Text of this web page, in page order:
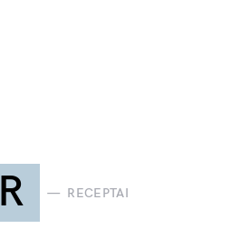
R RECEPTAI